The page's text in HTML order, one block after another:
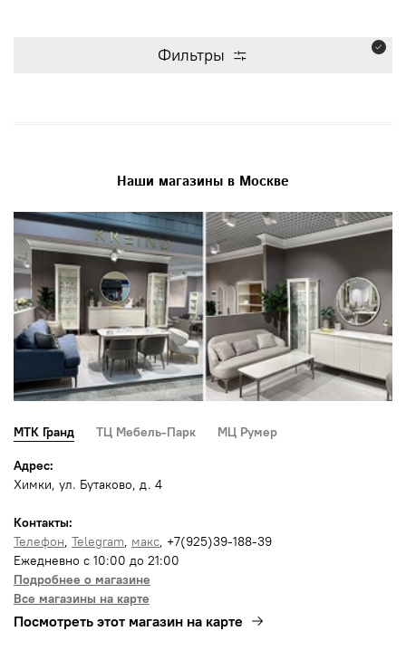
Фильтры
Наши магазины в Москве
МТК Гранд ТЦ Мебель-Парк МЦ Румер
Адрес:
Химки, ул. Бутаково, д. 4
Контакты:
Телефон, Telegram, макс, +7(925)39-188-39
Ежедневно с 10:00 до 21:00
Подробнее о магазине
Все магазины на карте
Посмотреть этот магазин на карте